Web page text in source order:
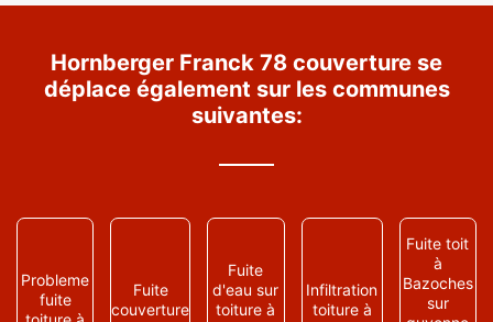
Hornberger Franck 78 couverture se
déplace également sur les communes
suivantes:
Probleme
fuite
Fuite
couverture
Fuite
d'eau sur
toiture à
Infiltration
toiture à
Fuite toit
à
Bazoches
sur